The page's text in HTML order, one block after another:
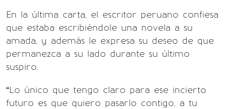
En la última carta, el escritor peruano confiesa
que estaba escribiéndole una novela a su
amada, y además le expresa su deseo de que
permanezca a su lado durante su último
suspiro.
“Lo único que tengo claro para ese incierto
futuro es que quiero pasarlo contigo, a tu